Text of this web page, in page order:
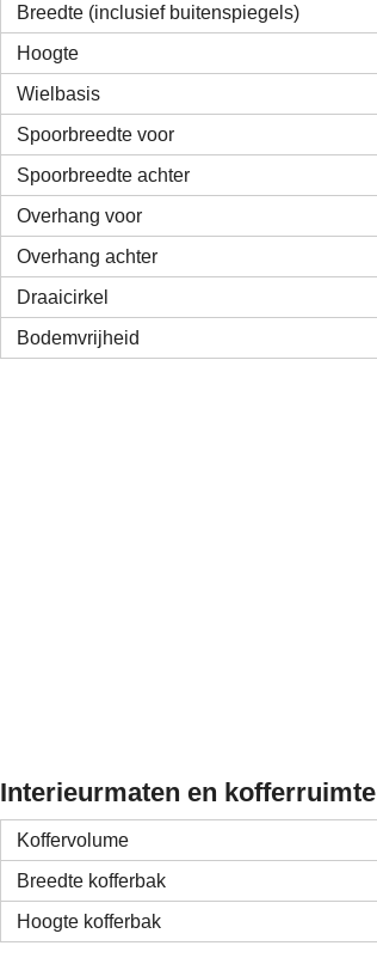
Breedte (inclusief buitenspiegels)
Hoogte
Wielbasis
Spoorbreedte voor
Spoorbreedte achter
Overhang voor
Overhang achter
Draaicirkel
Bodemvrijheid
Interieurmaten en kofferruimte
Koffervolume
Breedte kofferbak
Hoogte kofferbak